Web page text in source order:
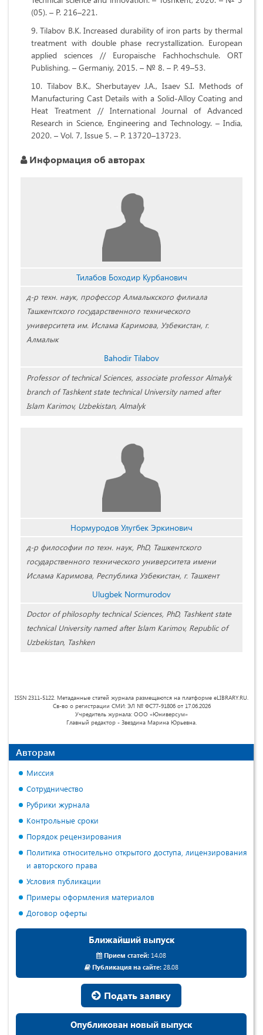
(05). – P. 216–221.
Tilabov B.K. Increased durability of iron parts by thermal
treatment with double phase recrystallization. European
applied sciences // Europaische Fachhochschule. ORT
Publishing. – Germaniy, 2015. – № 8. – P. 49–53.
Tilabov B.K., Sherbutayev J.A., Isaev S.I. Methods of
Manufacturing Cast Details with a Solid-Alloy Coating and
Heat Treatment // International Journal of Advanced
Research in Science, Engineering and Technology. – India,
2020. – Vol. 7, Issue 5. – P. 13720–13723.
Информация об авторах
Тилабов Боходир Курбанович
д-р техн. наук, профессор Алмалыкского филиала
Ташкентского государственного технического
университета им. Ислама Каримова, Узбекистан, г.
Алмалык
Bahodir Tilabov
Professor of technical Sciences, associate professor Almalyk
branch of Tashkent state technical University named after
Islam Karimov, Uzbekistan, Almalyk
Нормуродов Улугбек Эркинович
д-р философии по техн. наук, PhD, Ташкентского
государственного технического университета имени
Ислама Каримова, Республика Узбекистан, г. Ташкент
Ulugbek Normurodov
Doctor of philosophy technical Sciences, PhD, Tashkent state
technical University named after Islam Karimov, Republic of
Uzbekistan, Tashken
ISSN 2311-5122. Метаданные статей журнала размещаются на платформе eLIBRARY.RU.
Св-во о регистрации СМИ: ЭЛ № ФС77-91806 от 17.06.2026
Учредитель журнала: ООО «Юниверсум»
Главный редактор - Звездина Марина Юрьевна.
Авторам
Миссия
Сотрудничество
Рубрики журнала
Контрольные сроки
Порядок рецензирования
Политика относительно открытого доступа, лицензирования
и авторского права
Условия публикации
Примеры оформления материалов
Договор оферты
Ближайший выпуск
Прием статей: 14.08
Публикация на сайте:28.08
Подать заявку
Опубликован новый выпуск